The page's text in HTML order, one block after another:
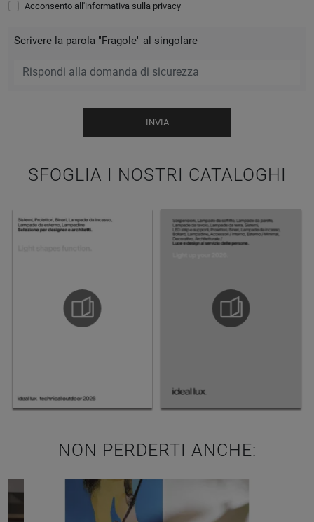
SFOGLIA I NOSTRI CATALOGHI
Acconsento all'informativa sulla privacy
Scrivere la parola "Fragole" al singolare
INVIA
NON PERDERTI ANCHE: